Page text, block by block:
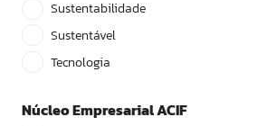
Sustentabilidade
Sustentável
Tecnologia
Núcleo Empresarial ACIF